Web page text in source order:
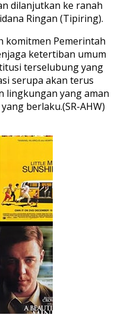
dilanjutkan ke ranah
Ringan (Tipiring).
komitmen Pemerintah
ketertiban umum
terselubung yang
serupa akan terus
lingkungan yang aman
berlaku.(SR-AHW)